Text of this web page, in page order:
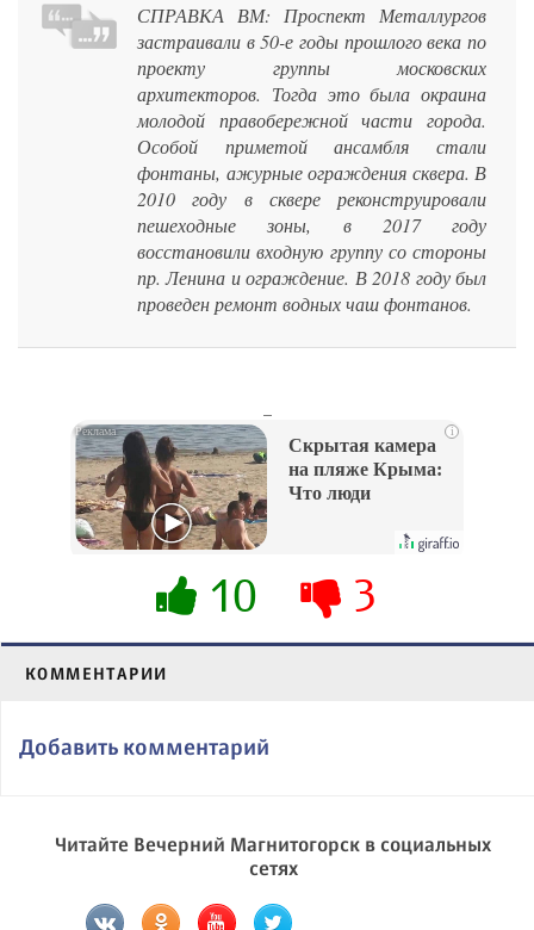
СПРАВКА ВМ: Проспект Металлургов
застраивали в 50-е годы прошлого века по
проекту группы московских
архитекторов. Тогда это была окраина
молодой правобережной части города.
Особой приметой ансамбля стали
фонтаны, ажурные ограждения сквера. В
2010 году в сквере реконструировали
пешеходные зоны, в 2017 году
восстановили входную группу со стороны
пр. Ленина и ограждение. В 2018 году был
проведен ремонт водных чаш фонтанов.
i
Скрытая камера
на пляже Крыма:
Что люди
их не видят...
10 3
КОММЕНТАРИИ
Добавить комментарий
Читайте Вечерний Магнитогорск в социальных
сетях